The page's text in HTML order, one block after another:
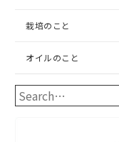
栽培のこと
オイルのこと